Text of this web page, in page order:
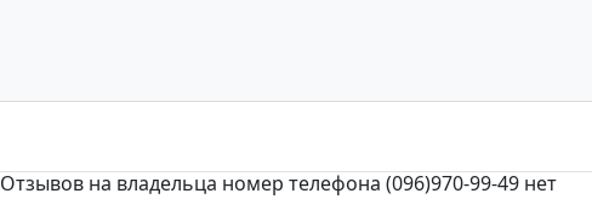
Отзывов на владельца номер телефона (096)970-99-49 нет